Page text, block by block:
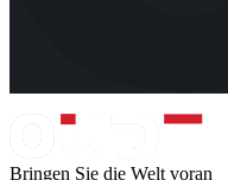
Bringen Sie die Welt voran